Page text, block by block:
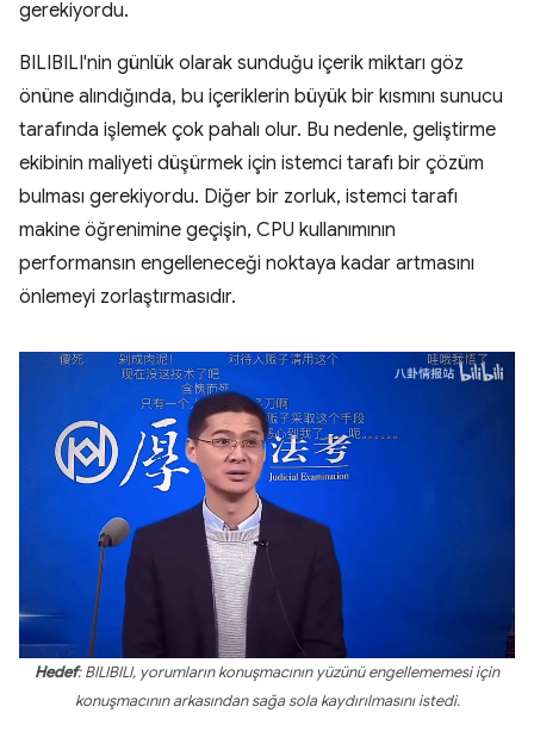
gerekiyordu.
BILIBILI'nin günlük olarak sunduğu içerik miktarı göz
önüne alındığında, bu içeriklerin büyük bir kısmını sunucu
tarafında işlemek çok pahalı olur. Bu nedenle, geliştirme
ekibinin maliyeti düşürmek için istemci tarafı bir çözüm
bulması gerekiyordu. Diğer bir zorluk, istemci tarafı
makine öğrenimine geçişin, CPU kullanımının
performansın engelleneceği noktaya kadar artmasını
önlemeyi zorlaştırmasıdır.
Hedef: BILIBILI, yorumların konuşmacının yüzünü engellememesi için
konuşmacının arkasından sağa sola kaydırılmasını istedi.